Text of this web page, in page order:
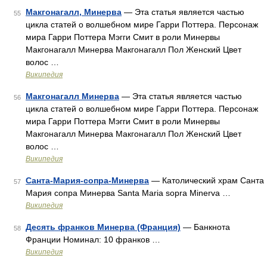
55 Макгонагалл, Минерва — Эта статья является частью
цикла статей о волшебном мире Гарри Поттера. Персонаж
мира Гарри Поттера Мэгги Смит в роли Минервы
Макгонагалл Минерва Макгонагалл Пол Женский Цвет
волос …
Википедия
56 Макгонагалл Минерва — Эта статья является частью
цикла статей о волшебном мире Гарри Поттера. Персонаж
мира Гарри Поттера Мэгги Смит в роли Минервы
Макгонагалл Минерва Макгонагалл Пол Женский Цвет
волос …
Википедия
57 Санта-Мария-сопра-Минерва — Католический храм Санта
Мария сопра Минерва Santa Maria sopra Minerva …
Википедия
58 Десять франков Минерва (Франция) — Банкнота
Франции Номинал: 10 франков …
Википедия